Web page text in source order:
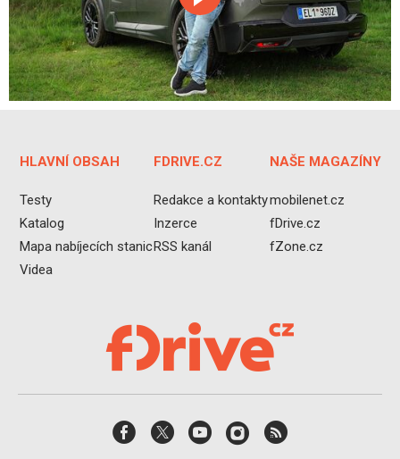
HLAVNÍ OBSAH
Testy
Katalog
Mapa nabíjecích stanic
Videa
FDRIVE.CZ
Redakce a kontakty
Inzerce
RSS kanál
NAŠE MAGAZÍNY
mobilenet.cz
fDrive.cz
fZone.cz